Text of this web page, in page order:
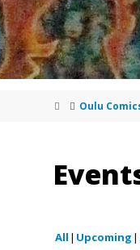
Oulu
All Upcoming